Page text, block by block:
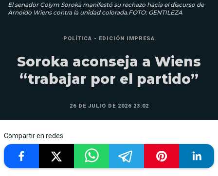
El senador Colym Soroka manifestó su rechazo hacia el discurso de
Arnoldo Wiens contra la unidad colorada.FOTO: GENTILEZA
POLÍTICA - EDICIÓN IMPRESA
Soroka aconseja a Wiens
“trabajar por el partido”
26 DE JULIO DE 2026 23:02
Compartir en redes